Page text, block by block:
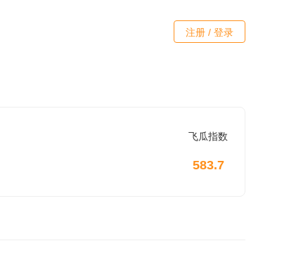
注册 / 登录
飞瓜指数
583.7